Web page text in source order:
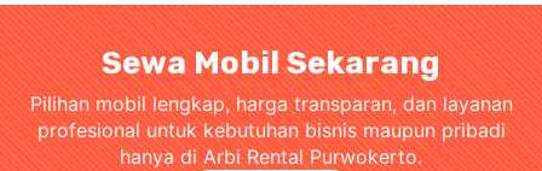
Sewa Mobil Sekarang
Pilihan mobil lengkap, harga transparan, dan layanan
profesional untuk kebutuhan bisnis maupun pribadi
hanya di Arbi Rental Purwokerto.